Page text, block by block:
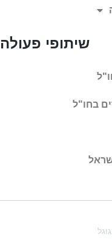
שיתופי פעולה
בחו"ל